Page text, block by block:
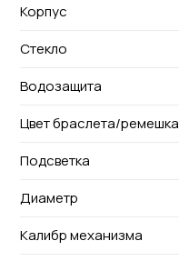
Корпус
Стекло
Водозащита
Цвет браслета/ремешка
Подсветка
Диаметр
Калибр механизма